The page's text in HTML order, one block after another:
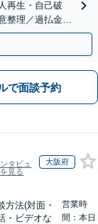
再生・自己破
整理／過払金返
！
で面談予約
タビュ
見る
大阪府
方法(対面・
・ビデオな
営業時
間：本日